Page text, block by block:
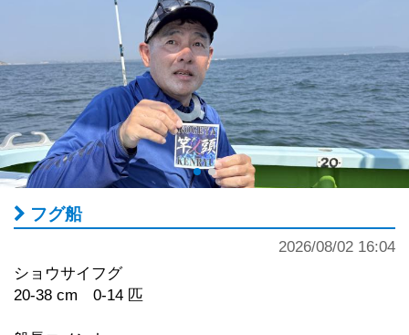
フグ船
2026/08/02 16:04
ショウサイフグ
20-38 cm 0-14 匹